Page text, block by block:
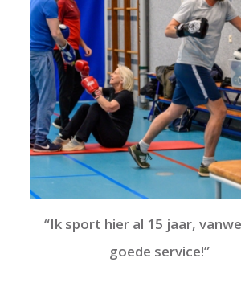
“Ik sport hier al 15 jaar,
goede service!”